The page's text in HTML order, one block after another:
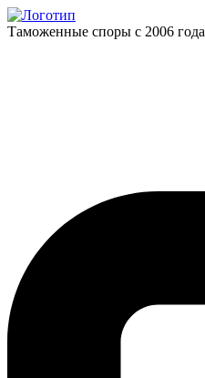
Таможенные споры с 2006 года